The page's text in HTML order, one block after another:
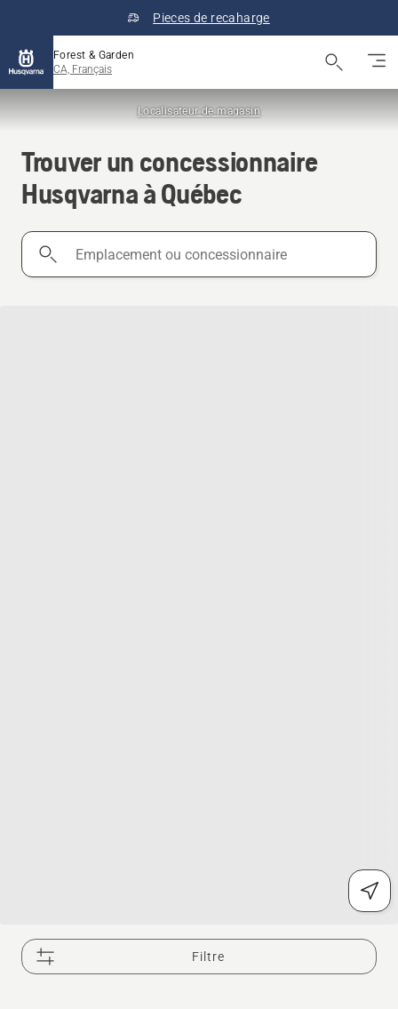
Pieces de recaharge
Forest & Garden
CA, Français
Localisateur de magasin
Trouver un concessionnaire
Husqvarna à Québec
Emplacement
Filtre